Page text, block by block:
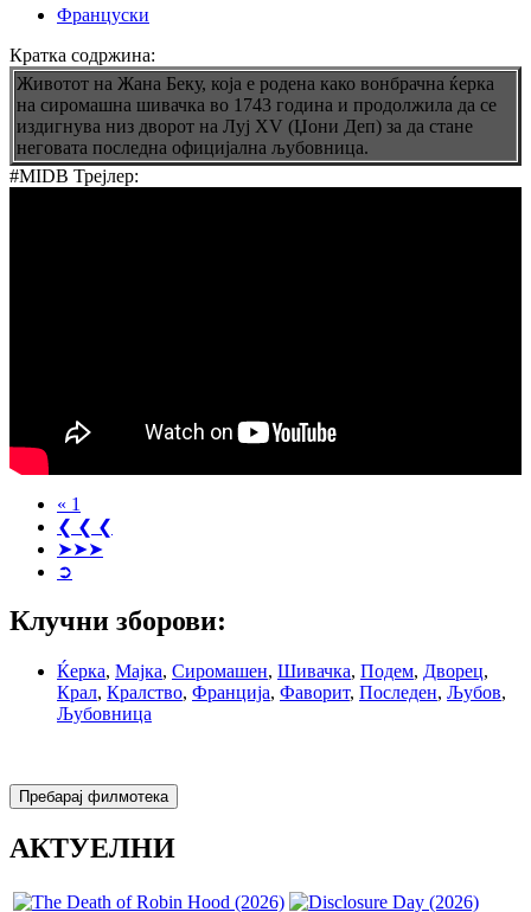
Француски
Кратка содржина:
Животот на Жана Беку, која е родена како вонбрачна ќерка
на сиромашна шивачка во 1743 година и продолжила да се
издигнува низ дворот на Луј XV (Џони Деп) за да стане
неговата последна официјална љубовница.
#MIDB Трејлер:
« 1
❮ ❮ ❮
➤➤➤
➲
Клучни зборови:
Ќерка, Мајка, Сиромашен, Шивачка, Подем, Дворец,
Крал, Кралство, Франција, Фаворит, Последен, Љубов,
Љубовница
АКТУЕЛНИ